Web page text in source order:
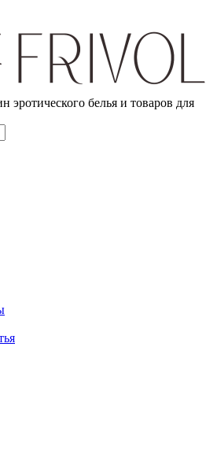
эротического белья и товаров для